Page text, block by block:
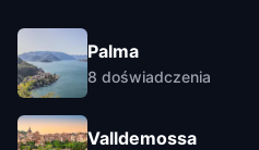
Palma
8 doświadczenia
Valldemossa